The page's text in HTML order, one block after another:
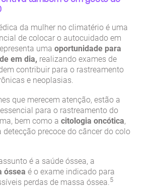
da mulher no climatério é uma
de colocar o autocuidado em
uma oportunidade para
em dia, realizando exames de
contribuir para o rastreamento
e neoplasias.
que merecem atenção, estão a
para o rastreamento do
bem como a citologia oncótica,
detecção precoce do câncer do colo
é a saúde óssea, a
óssea é o exame indicado para
perdas de massa óssea.5